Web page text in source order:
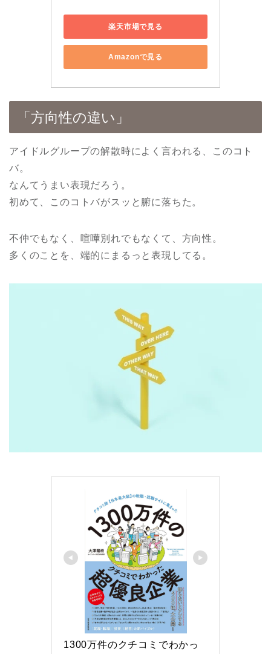
楽天市場で見る
Amazonで見る
「方向性の違い」
アイドルグループの解散時によく言われる、このコト
バ。
なんてうまい表現だろう。
初めて、このコトバがスッと腑に落ちた。
不仲でもなく、喧嘩別れでもなくて、方向性。
多くのことを、端的にまるっと表現してる。
1300万件のクチコミでわかっ